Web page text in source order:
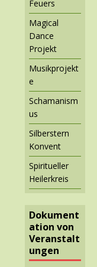
Feuers
Magical
Dance
Projekt
Musikprojekt
e
Schamanism
us
Silberstern
Konvent
Spiritueller
Heilerkreis
Dokument
ation von
Veranstalt
ungen